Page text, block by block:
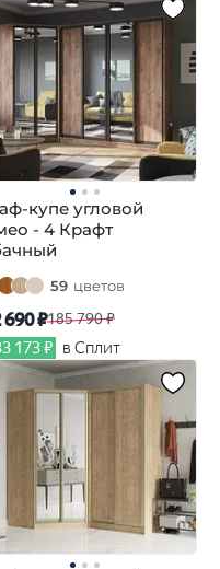
купе угловой
- 4 Крафт
59 цветов
690 ₽185 790 ₽
173 ₽ в Сплит